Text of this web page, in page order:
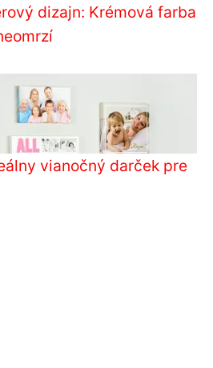
dizajn: Krémová farba
vianočný darček pre